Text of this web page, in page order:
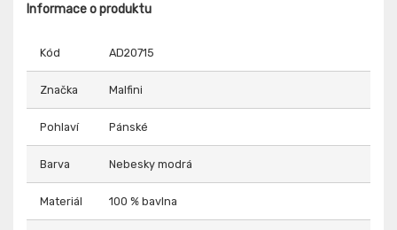
Informace o produktu
Kód AD20715
Značka Malfini
Pohlaví Pánské
Barva Nebesky modrá
Materiál 100 % bavlna